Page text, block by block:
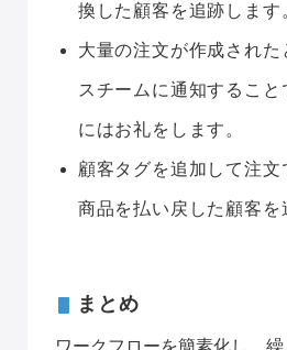
換した顧客を追跡します
大量の注文が作成され
スチームに通知するこ
にはお礼をします。
顧客タグを追加して注
商品を払い戻した顧客を
まとめ
ワークフローを簡素化し、